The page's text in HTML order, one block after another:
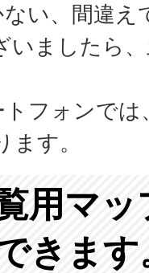
い、間違え
いましたら
フォンでは
す。
用マ
きます